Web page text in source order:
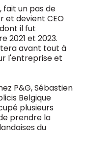
fait un pas de
devient CEO
il fut
2021 et 2023.
avant tout à
l'entreprise et
P&G, Sébastien
Belgique
plusieurs
prendre la
du
access
MM e - News
MM Brunch
MM Tech
MM Best of
Research
MM Magazine
(digital)